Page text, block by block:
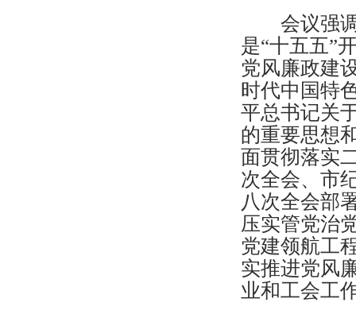
会议强调
是“十五五”
党风廉政建
时代中国特
平总书记关
的重要思想
面贯彻落实
次全会、市
八次全会部
压实管党治
党建领航工
实推进党风
业和工会工